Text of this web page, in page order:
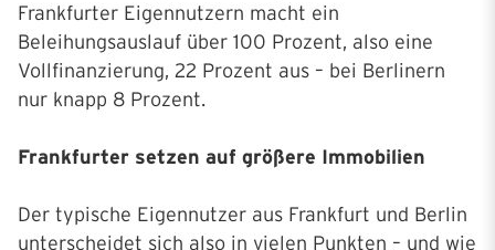
Frankfurter Eigennutzern macht ein
Beleihungsauslauf über 100 Prozent, also eine
Vollfinanzierung, 22 Prozent aus – bei Berlinern
nur knapp 8 Prozent.
Frankfurter setzen auf größere Immobilien
Der typische Eigennutzer aus Frankfurt und Berlin
unterscheidet sich also in vielen Punkten – und wie